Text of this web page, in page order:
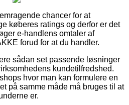
chancer for at
køberes ratings og derfor er det
e-handlens omtaler af
forud for at du handler.
sådan set passende løsninger
kundetilfredshed.
hvor man kan formulere en
på samme måde må bruges til at
er.